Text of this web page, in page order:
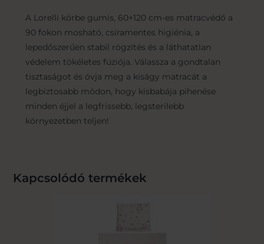
A Lorelli körbe gumis, 60×120 cm-es matracvédő a
90 fokon mosható, csíramentes higiénia, a
lepedőszerűen stabil rögzítés és a láthatatlan
védelem tökéletes fúziója. Válassza a gondtalan
tisztaságot és óvja meg a kiságy matracát a
legbiztosabb módon, hogy kisbabája pihenése
minden éjjel a legfrissebb, legsterilebb
környezetben teljen!
Kapcsolódó termékek